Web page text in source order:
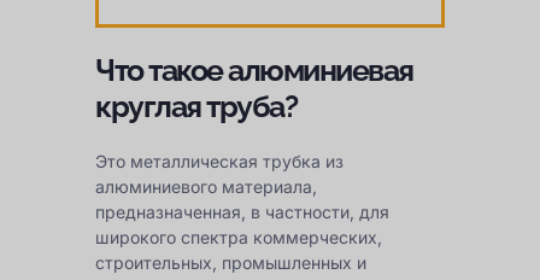
Что такое алюминиевая
круглая труба?
Это металлическая трубка из
алюминиевого материала,
предназначенная, в частности, для
широкого спектра коммерческих,
строительных, промышленных и